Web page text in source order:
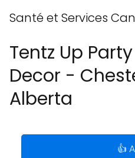
Santé et Services
Tentz Up
Decor -
Alberta
👍